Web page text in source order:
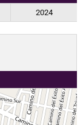
2024